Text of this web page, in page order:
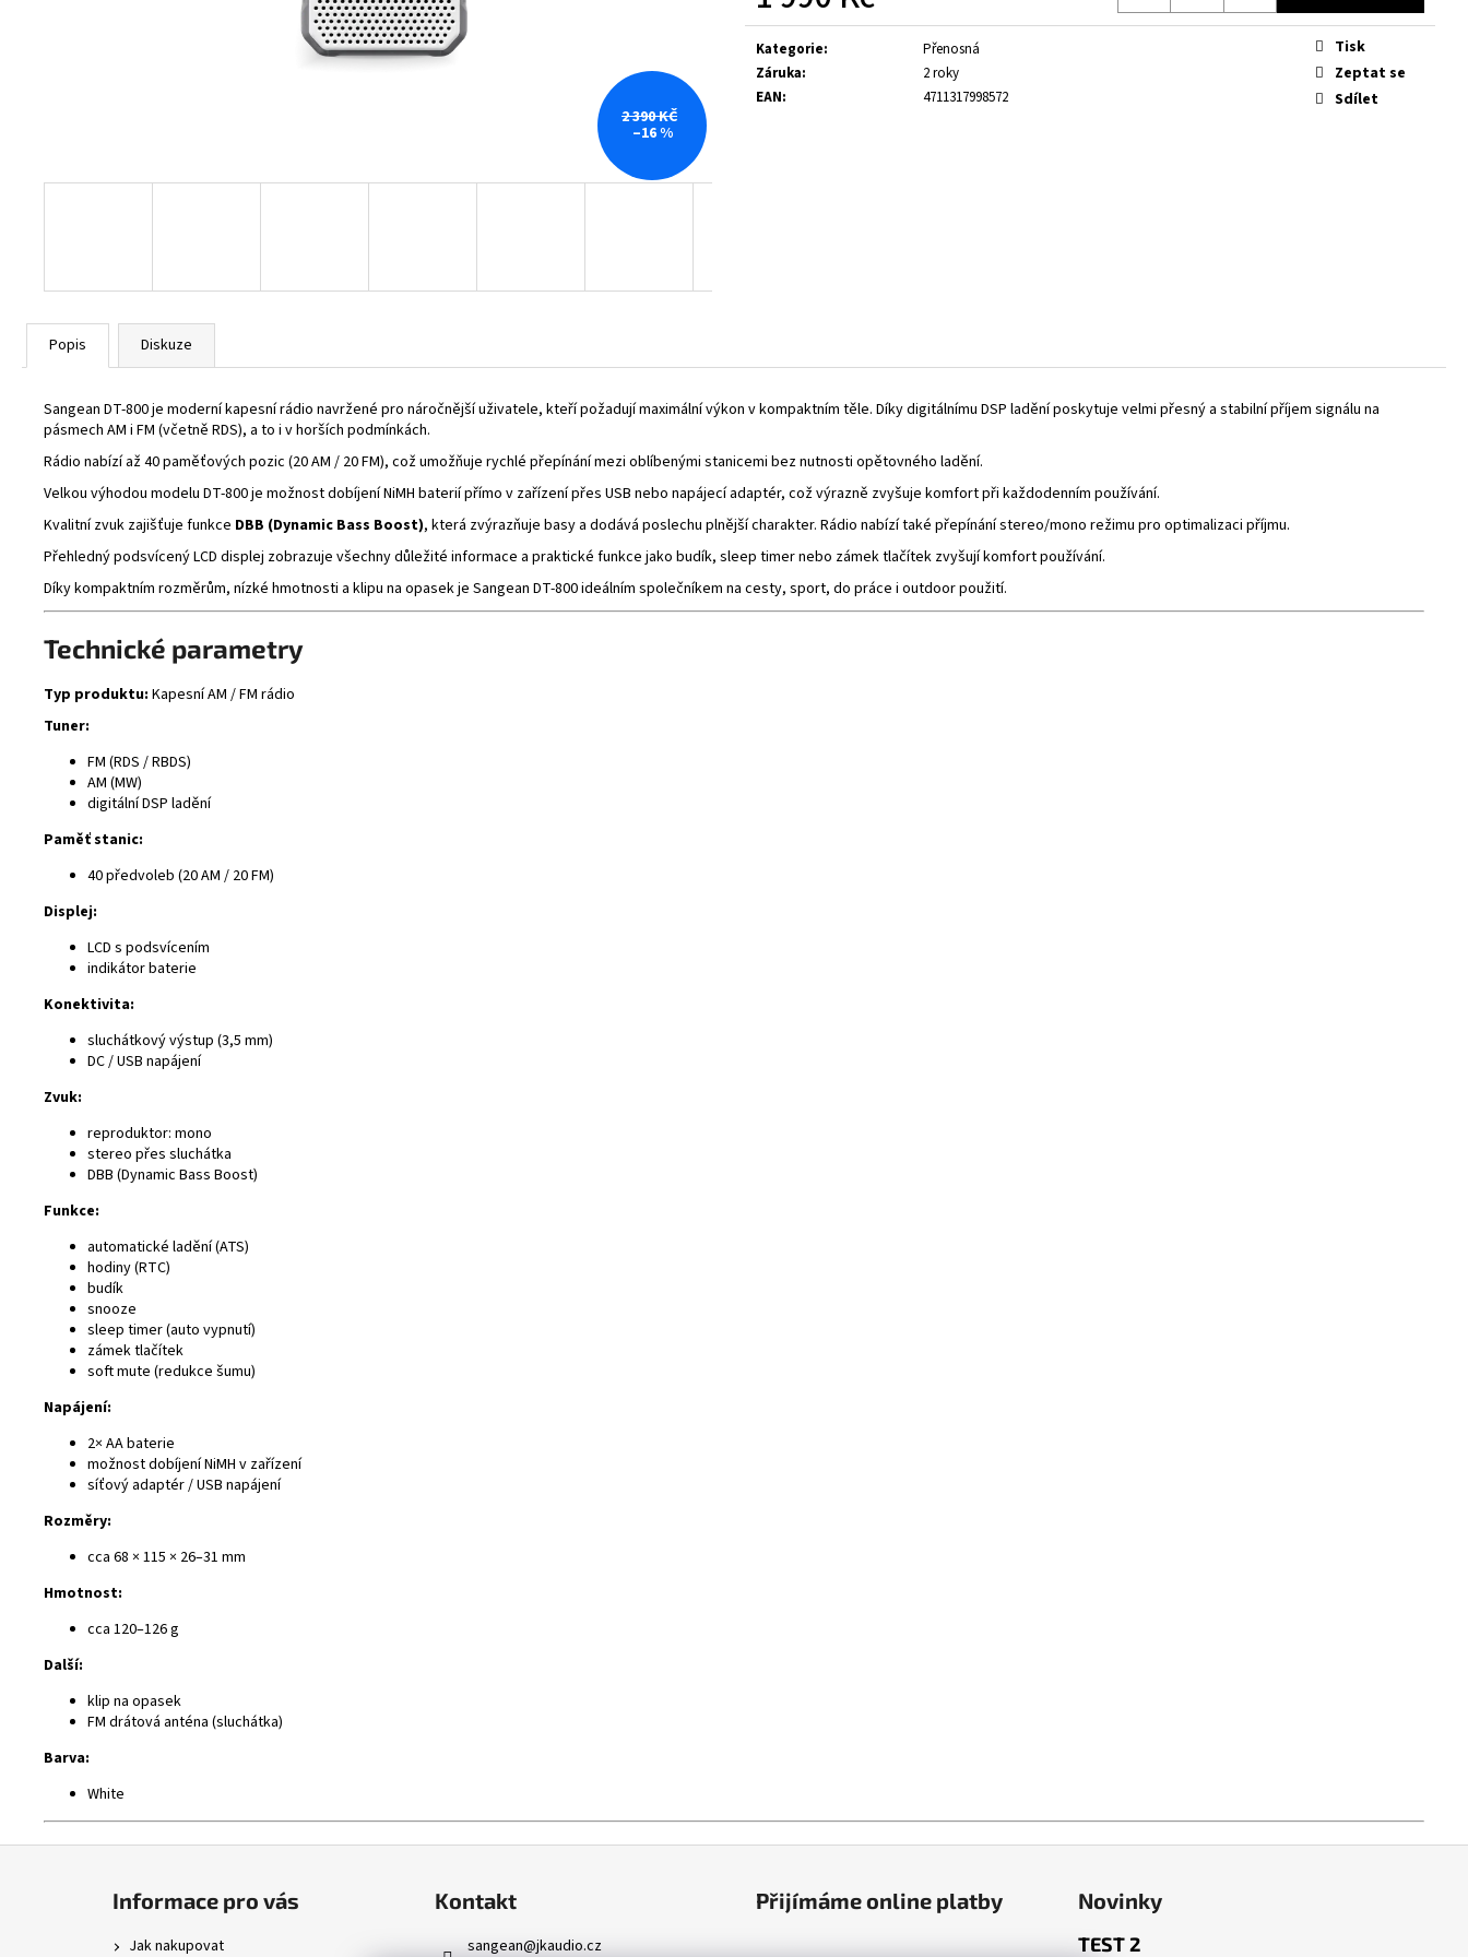
Měrná
cena:
Kategorie:
Přenosná
Záruka:
2 roky
EAN: 4711317998572
Tisk
Zeptat se
Sdílet
2 390 KČ
–16 %
Popis Diskuze
Sangean DT-800 je moderní kapesní rádio navržené pro náročnější uživatele, kteří požadují maximální výkon v kompaktním těle. Díky digitálnímu DSP ladění poskytuje velmi přesný a stabilní příjem signálu na
pásmech AM i FM (včetně RDS), a to i v horších podmínkách.
Rádio nabízí až 40 paměťových pozic (20 AM / 20 FM), což umožňuje rychlé přepínání mezi oblíbenými stanicemi bez nutnosti opětovného ladění.
Velkou výhodou modelu DT-800 je možnost dobíjení NiMH baterií přímo v zařízení přes USB nebo napájecí adaptér, což výrazně zvyšuje komfort při každodenním používání.
Kvalitní zvuk zajišťuje funkce DBB (Dynamic Bass Boost), která zvýrazňuje basy a dodává poslechu plnější charakter. Rádio nabízí také přepínání stereo/mono režimu pro optimalizaci příjmu.
Přehledný podsvícený LCD displej zobrazuje všechny důležité informace a praktické funkce jako budík, sleep timer nebo zámek tlačítek zvyšují komfort používání.
Díky kompaktním rozměrům, nízké hmotnosti a klipu na opasek je Sangean DT-800 ideálním společníkem na cesty, sport, do práce i outdoor použití.
Technické parametry
Typ produktu: Kapesní AM / FM rádio
Tuner:
FM (RDS / RBDS)
AM (MW)
digitální DSP ladění
Paměť stanic:
40 předvoleb (20 AM / 20 FM)
Displej:
LCD s podsvícením
indikátor baterie
Konektivita:
sluchátkový výstup (3,5 mm)
DC / USB napájení
Zvuk:
reproduktor: mono
stereo přes sluchátka
DBB (Dynamic Bass Boost)
Funkce:
automatické ladění (ATS)
hodiny (RTC)
budík
snooze
sleep timer (auto vypnutí)
zámek tlačítek
soft mute (redukce šumu)
Napájení:
2× AA baterie
možnost dobíjení NiMH v zařízení
síťový adaptér / USB napájení
Rozměry:
cca 68 × 115 × 26–31 mm
Hmotnost:
cca 120–126 g
Další:
klip na opasek
FM drátová anténa (sluchátka)
Barva:
White
4 390 Kč
4 700 Kč
Informace pro vás
Jak nakupovat
Kontakt
sangean@jkaudio.cz
Přijímáme online platby Novinky
TEST 2